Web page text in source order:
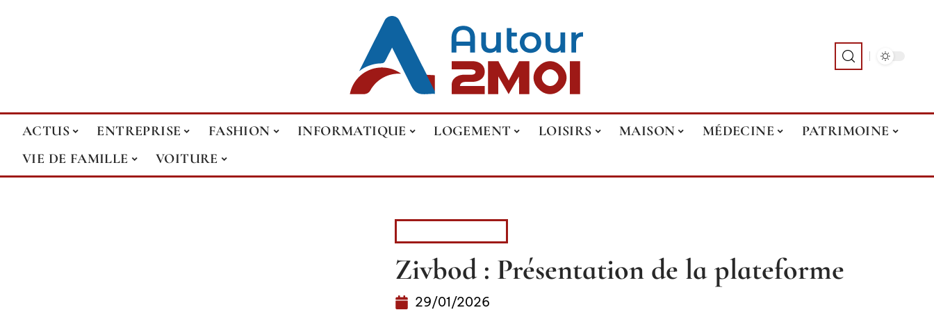
ACTUS ENTREPRISE FASHION INFORMATIQUE LOGEMENT LOISIRS MAISON MÉDECINE
PATRIMOINE
VIE DE FAMILLE
VOITURE
Zivbod : Présentation de la plateforme
29/01/2026